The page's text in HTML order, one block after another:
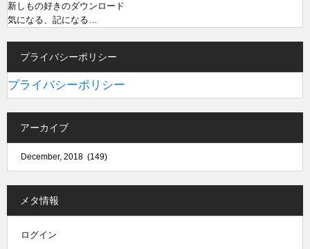
新しもの好きのダウンロード
気になる、記になる…
プライバシーポリシー
プライバシーポリシー
アーカイブ
メタ情報
ログイン